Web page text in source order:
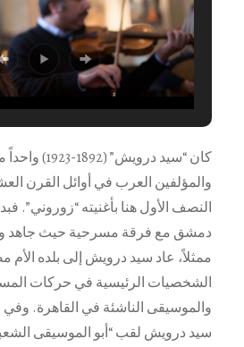
كان “سيد
والمؤلفين العرب في أوائل القرن
النصف الأول هنا بأغنيته “زوروني”.
دمشق مع فرقة مسرحية حيث جاهد
ممثلاً، عاد سيد درويش إلى بلده
الشخصيات الرئيسية في حركات
والموسيقى الناشئة في القاهرة.
سيد درويش لقب “أبو الموسيقى